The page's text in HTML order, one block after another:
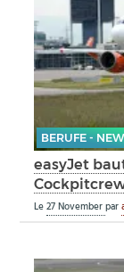
BERUFE -
easyJet
Le27 Novemberpar